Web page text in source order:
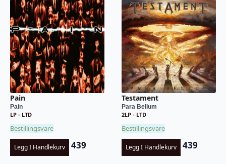
Pain
Pain
LP - LTD
Bestillingsvare
Legg I Handlekurv 439
Testament
Para Bellum
2LP - LTD
Bestillingsvare
Legg I Handlekurv 439